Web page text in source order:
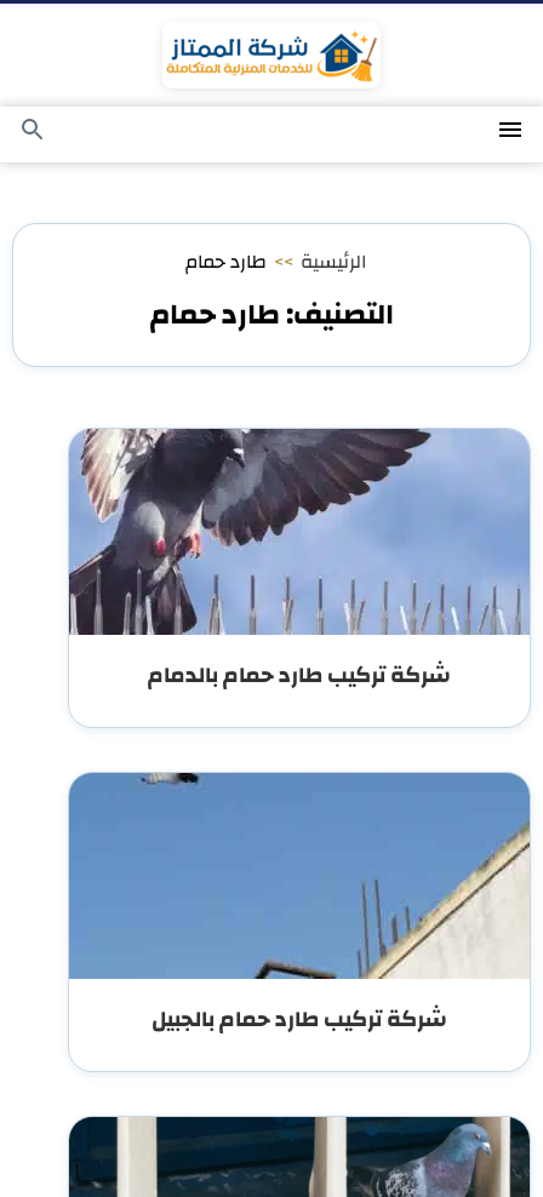
المحتوى
القائمة
بحث
الرئيسية >> طارد حمام
التصنيف:طارد حمام
شركة تركيب طارد حمام بالدمام
شركة تركيب طارد حمام بالجبيل